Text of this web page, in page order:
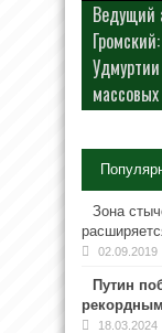
Ведущий
Зона
02.09.2019
Путин
18.03.2024